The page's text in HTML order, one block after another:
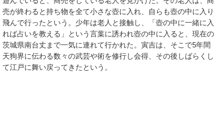
売が終わると持ち物を全て小さな壺に入れ、自らも壺の中に入り
飛んで行ったという。少年は老人と接触し、「壺の中に一緒に入
れば占いを教える」という言葉に誘われ壺の中に入ると、現在の
茨城県南台丈まで一気に連れて行かれた。寅吉は、そこで5年間
天狗界に伝わる数々の武芸や術を修行し会得、その後しばらくし
て江戸に舞い戻ってきたという。